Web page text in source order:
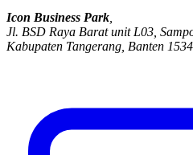
Icon Business Park
Jl. BSD Raya Barat unit L03,
Kabupaten Tangerang, Banten